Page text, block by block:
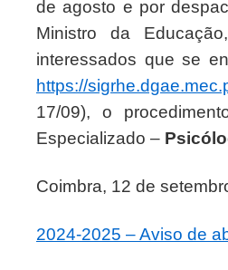
de agosto e por
Ministro da
interessados que se
https://
17/09), o
Especializado –
Coimbra, 12 de
2024-2025 – Aviso de